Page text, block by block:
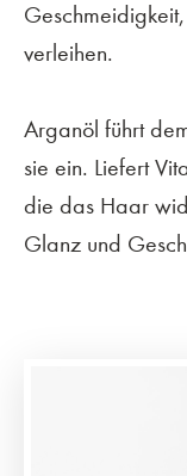
verleihen.
Arganöl führt
sie ein. Liefert
die das Haar
Glanz und